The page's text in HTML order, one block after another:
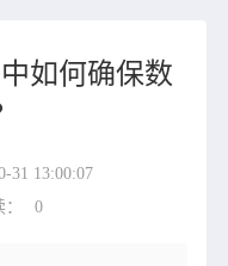
如何确保数
31 13:00:07
0